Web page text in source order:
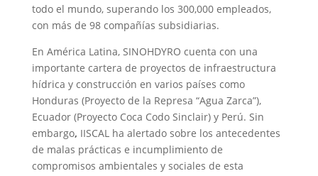
todo el mundo, superando los 300,000 empleados,
con más de 98 compañías subsidiarias.
En América Latina, SINOHDYRO cuenta con una
importante cartera de proyectos de infraestructura
hídrica y construcción en varios países como
Honduras (Proyecto de la Represa “Agua Zarca”),
Ecuador (Proyecto Coca Codo Sinclair) y Perú. Sin
embargo, IISCAL ha alertado sobre los antecedentes
de malas prácticas e incumplimiento de
compromisos ambientales y sociales de esta